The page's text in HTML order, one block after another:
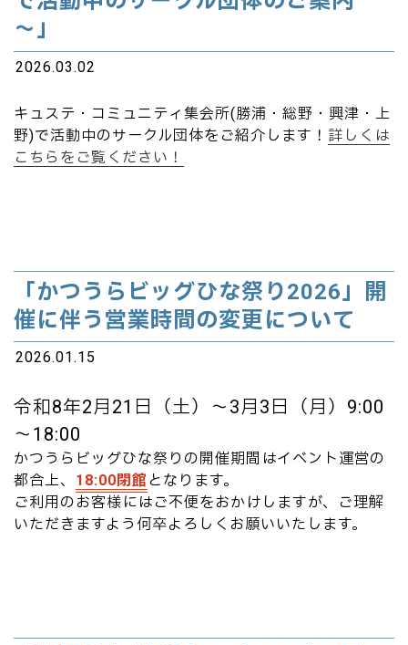
～」
2026.03.02
キュステ・コミュニティ集会所(勝浦・総野・興津・上
野)で活動中のサークル団体をご紹介します！ 詳しくは
こちらをご覧ください！
「かつうらビッグひな祭り2026」開
催に伴う営業時間の変更について
2026.01.15
令和8年2月21日（土）～3月3日（月）9:00
～18:00
かつうらビッグひな祭りの開催期間はイベント運営の
都合上、 18:00閉館 となります。
ご利用のお客様にはご不便をおかけしますが、ご理解
いただきますよう何卒よろしくお願いいたします。